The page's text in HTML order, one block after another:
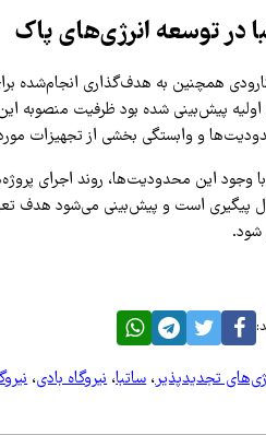
در توسعه انرژی‌های پاک
همچنین به هدف‌گذاری انجام‌شده
و وابستگی بخشی از تجهیزات
وجود این محدودیت‌ها، روند اجرای
شود.
تجدیدپذیر،ساتبا،نیروگاه بادی،